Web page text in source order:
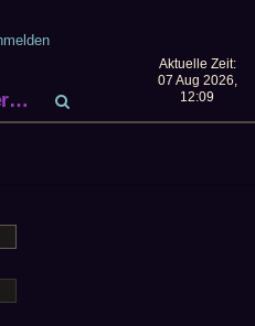
Aktuelle Zeit:
07 Aug 2026,
12:09